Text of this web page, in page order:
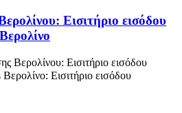
Εισιτήριο εισόδου
Βερολίνου: Εισιτήριο εισόδου
Εισιτήριο εισόδου